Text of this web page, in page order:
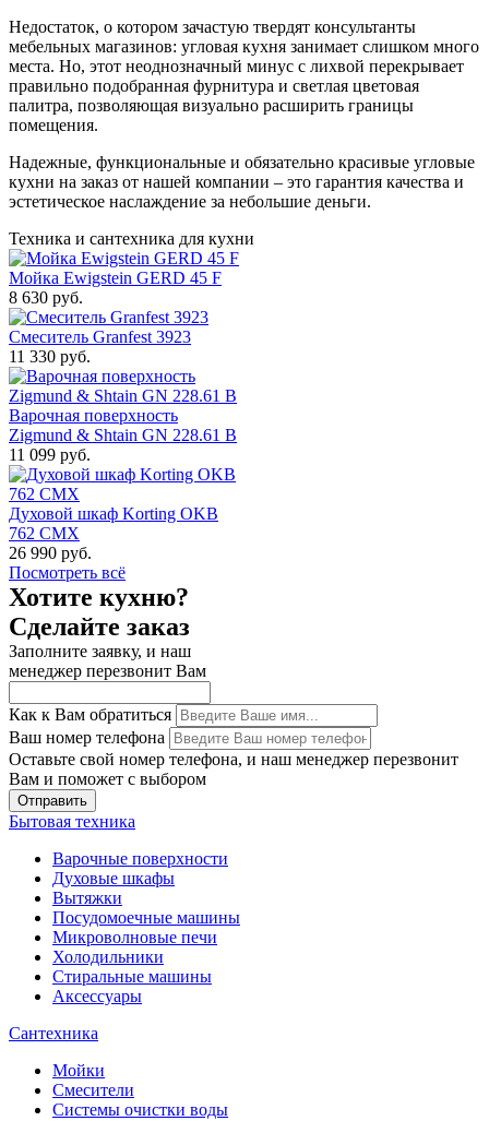
Недостаток, о котором зачастую твердят консультанты
мебельных магазинов: угловая кухня занимает слишком много
места. Но, этот неоднозначный минус с лихвой перекрывает
правильно подобранная фурнитура и светлая цветовая
палитра, позволяющая визуально расширить границы
помещения.
Надежные, функциональные и обязательно красивые угловые
кухни на заказ от нашей компании – это гарантия качества и
эстетическое наслаждение за небольшие деньги.
Техника и сантехника для кухни
Мойка Ewigstein GERD 45 F
8 630 руб.
Смеситель Granfest 3923
11 330 руб.
Варочная поверхность
Zigmund & Shtain GN 228.61 B
11 099 руб.
Духовой шкаф Korting OKB
762 CMX
26 990 руб.
Посмотреть всё
Хотите кухню?
Сделайте заказ
Заполните заявку, и наш
менеджер перезвонит Вам
Как к Вам обратиться
Ваш номер телефона
Оставьте свой номер телефона, и наш менеджер перезвонит
Вам и поможет с выбором
Отправить
Бытовая техника
Варочные поверхности
Духовые шкафы
Вытяжки
Посудомоечные машины
Микроволновые печи
Холодильники
Стиральные машины
Аксессуары
Сантехника
Мойки
Смесители
Системы очистки воды